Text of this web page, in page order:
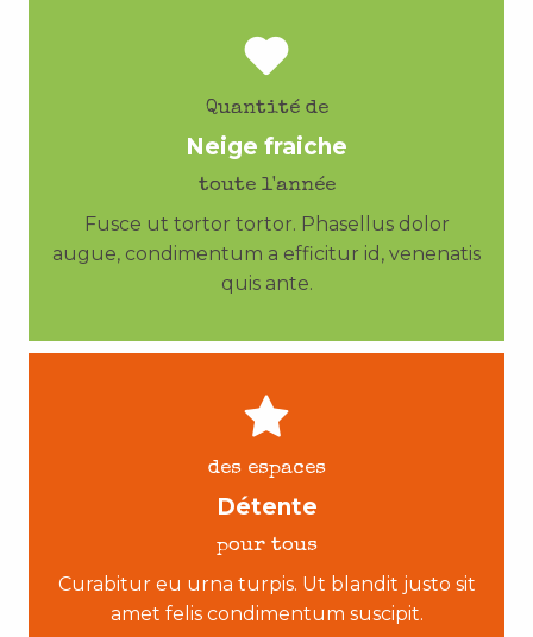
Quantité de
Neige fraiche
toute l'année
Fusce ut tortor tortor. Phasellus dolor
augue, condimentum a efficitur id, venenatis
quis ante.
des espaces
Détente
pour tous
Curabitur eu urna turpis. Ut blandit justo sit
amet felis condimentum suscipit.